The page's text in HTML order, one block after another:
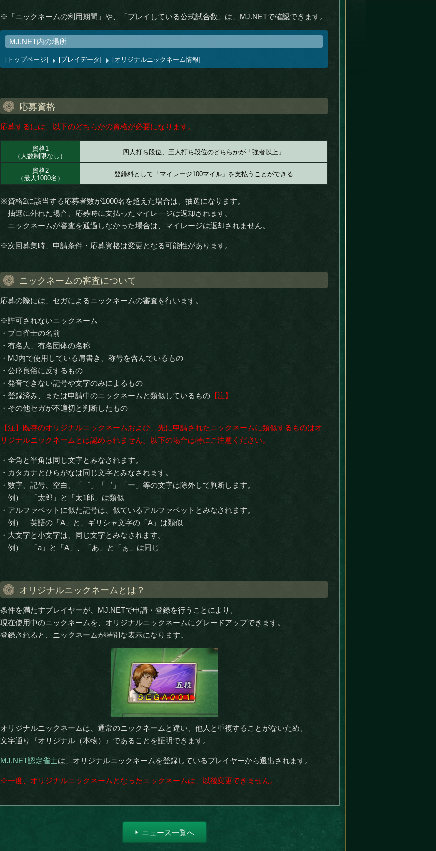
※「ニックネームの利用期間」や、「プレイしている公式試合数」は、MJ.NETで確認できます。
MJ.NET内の場所
[トップページ] [プレイデータ] [オリジナルニックネーム情報]
応募資格
応募するには、以下のどちらかの資格が必要になります。
資格1
（人数制限なし）
四人打ち段位、三人打ち段位のどちらかが「強者以上」
資格2
（最大1000名）
登録料として「マイレージ100マイル」を支払うことができる
※資格2に該当する応募者数が1000名を超えた場合は、抽選になります。
抽選に外れた場合、応募時に支払ったマイレージは返却されます。
ニックネームが審査を通過しなかった場合は、マイレージは返却されません。
※次回募集時、申請条件・応募資格は変更となる可能性があります。
ニックネームの審査について
応募の際には、セガによるニックネームの審査を行います。
※許可されないニックネーム
・プロ雀士の名前
・有名人、有名団体の名称
・MJ内で使用している肩書き、称号を含んでいるもの
・公序良俗に反するもの
・発音できない記号や文字のみによるもの
・登録済み、または申請中のニックネームと類似しているもの 【注】
・その他セガが不適切と判断したもの
【注】既存のオリジナルニックネームおよび、先に申請されたニックネームに類似するものはオ
リジナルニックネームとは認められません。以下の場合は特にご注意ください。
・全角と半角は同じ文字とみなされます。
・カタカナとひらがなは同じ文字とみなされます。
・数字、記号、空白、「゜」「゛」「ー」等の文字は除外して判断します。
例） 「太郎」と「太1郎」は類似
・アルファベットに似た記号は、似ているアルファベットとみなされます。
例） 英語の「A」と、ギリシャ文字の「Α」は類似
・大文字と小文字は、同じ文字とみなされます。
例） 「a」と「A」、「あ」と「ぁ」は同じ
オリジナルニックネームとは？
条件を満たすプレイヤーが、MJ.NETで申請・登録を行うことにより、
現在使用中のニックネームを、オリジナルニックネームにグレードアップできます。
登録されると、ニックネームが特別な表示になります。
オリジナルニックネームは、通常のニックネームと違い、他人と重複することがないため、
文字通り『オリジナル（本物）』であることを証明できます。
MJ.NET認定雀士は、オリジナルニックネームを登録しているプレイヤーから選出されます。
※一度、オリジナルニックネームとなったニックネームは、以後変更できません。
ニュース一覧へ